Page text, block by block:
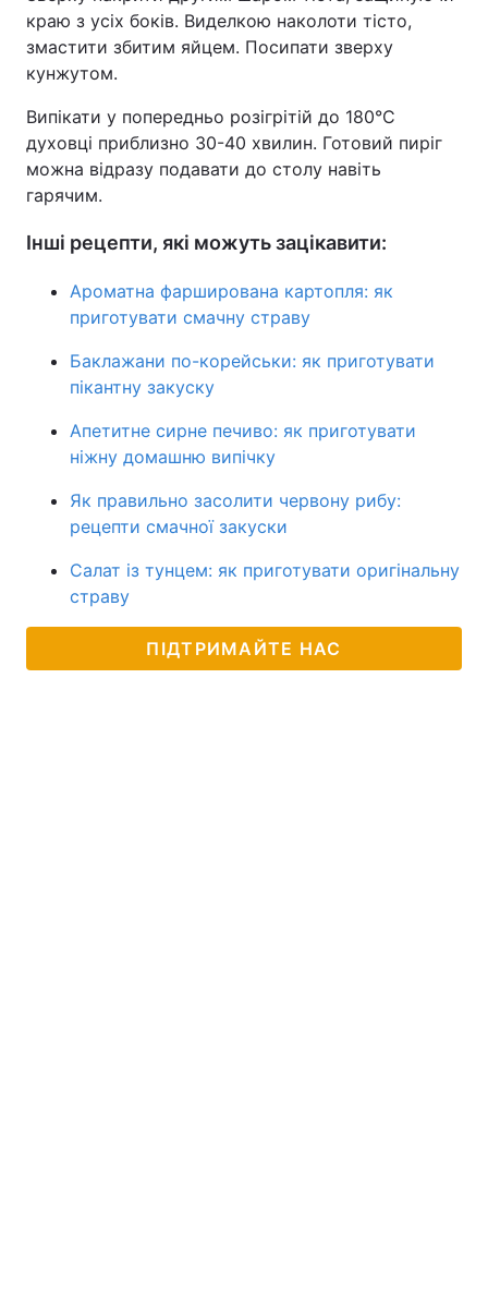
краю з усіх боків. Виделкою наколоти тісто,
змастити збитим яйцем. Посипати зверху
кунжутом.
Випікати у попередньо розігрітій до 180°C
духовці приблизно 30-40 хвилин. Готовий пиріг
можна відразу подавати до столу навіть
гарячим.
Інші рецепти, які можуть зацікавити:
Ароматна фарширована картопля: як
приготувати смачну страву
Баклажани по-корейськи: як приготувати
пікантну закуску
Апетитне сирне печиво: як приготувати
ніжну домашню випічку
Як правильно засолити червону рибу:
рецепти смачної закуски
Салат із тунцем: як приготувати оригінальну
страву
ПІДТРИМАЙТЕ НАС